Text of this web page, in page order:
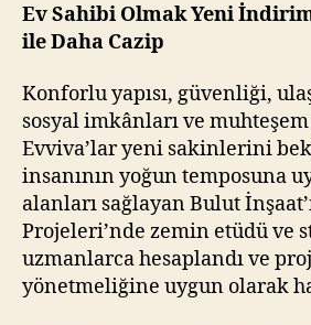
Ev Sahibi Olmak Yeni
ile Daha Cazip
Konforlu yapısı, güvenliği,
sosyal imkânları ve
Evviva’lar yeni sakinlerini
insanının yoğun temposuna
alanları sağlayan Bulut
Projeleri’nde zemin etüdü ve
uzmanlarca hesaplandı ve
yönetmeliğine uygun olarak